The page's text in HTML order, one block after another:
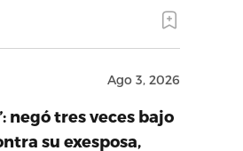
Ago 3, 2026
negó tres veces bajo
su exesposa,